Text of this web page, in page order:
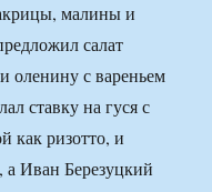
малины и
салат
оленину с вареньем
ставку на гуся с
как ризотто, и
а Иван Березуцкий